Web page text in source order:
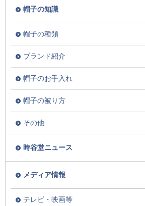
帽子の知識
帽子の種類
ブランド紹介
帽子のお手入れ
帽子の被り方
その他
時谷堂ニュース
メディア情報
テレビ・映画等